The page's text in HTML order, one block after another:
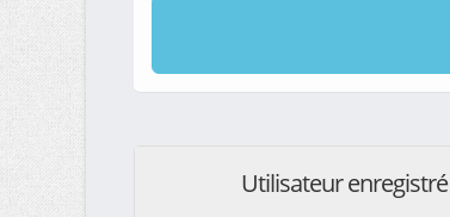
Utilisateur enregistré